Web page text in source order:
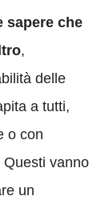
sapere che
,
delle
a tutti,
o con
vanno
un